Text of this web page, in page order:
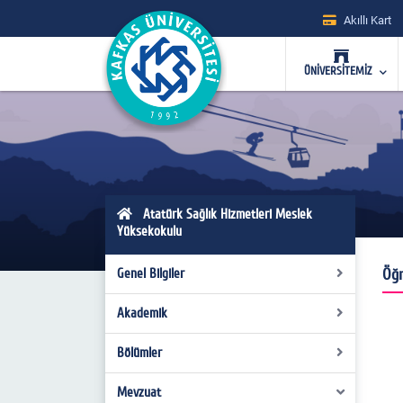
Akıllı Kart
ÜNİVERSİTEMİZ
Atatürk Sağlık Hizmetleri Meslek
Yüksekokulu
Genel Bilgiler
Genel Tanıtım
Yönetim
Yüksekokul Kurulu
Akademik
Akademik Kadro
Danışmanlıklar
Bölümler
Tıbbi Hizmetler ve Teknikleri
Mevzuat